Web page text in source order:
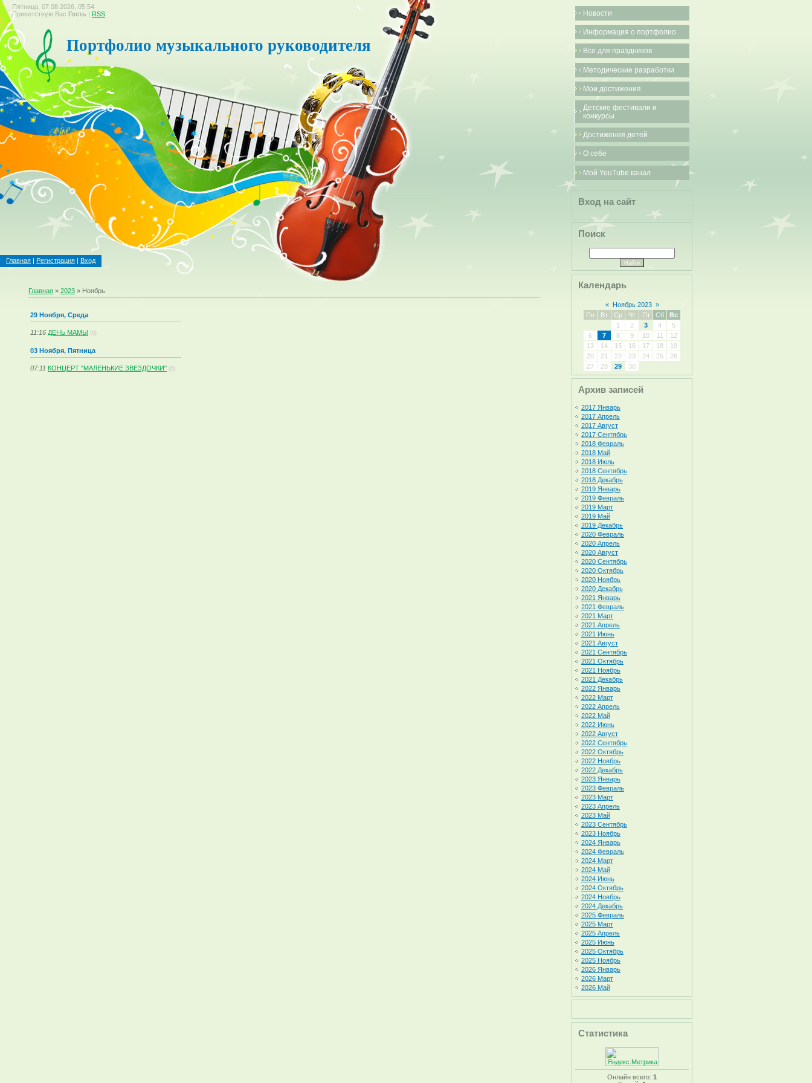
Пятница, 07.08.2026, 05:54
Приветствую Вас Гость | RSS
Портфолио музыкального руководителя
Главная | Регистрация | Вход
Главная »2023 » Ноябрь
29 Ноября, Среда
11:16 ДЕНЬ МАМЫ (0)
03 Ноября, Пятница
07:11 КОНЦЕРТ "МАЛЕНЬКИЕ ЗВЕЗДОЧКИ" (0)
Новости
Информация о портфолио
Все для праздников
Методические разработки
Мои достижения
Детские фестивали и
конкурсы
Достижения детей
О себе
Мой YouTube канал
Вход на сайт
Поиск
Календарь
« Ноябрь 2023 »
Пн
Вт Ср Чт Пт Сб
Вс
1
2 3 4
5
6
7 8 9 10 11
12
13
14 15 16 17 18
19
20
21 22 23 24 25
26
27
28 29 30
Архив записей
2017 Январь
2017 Апрель
2017 Август
2017 Сентябрь
2018 Февраль
2018 Май
2018 Июль
2018 Сентябрь
2018 Декабрь
2019 Январь
2019 Февраль
2019 Март
2019 Май
2019 Декабрь
2020 Февраль
2020 Апрель
2020 Август
2020 Сентябрь
2020 Октябрь
2020 Ноябрь
2020 Декабрь
2021 Январь
2021 Февраль
2021 Март
2021 Апрель
2021 Июнь
2021 Август
2021 Сентябрь
2021 Октябрь
2021 Ноябрь
2021 Декабрь
2022 Январь
2022 Март
2022 Апрель
2022 Май
2022 Июнь
2022 Август
2022 Сентябрь
2022 Октябрь
2022 Ноябрь
2022 Декабрь
2023 Январь
2023 Февраль
2023 Март
2023 Апрель
2023 Май
2023 Сентябрь
2023 Ноябрь
2024 Январь
2024 Февраль
2024 Март
2024 Май
2024 Июнь
2024 Октябрь
2024 Ноябрь
2024 Декабрь
2025 Февраль
2025 Март
2025 Апрель
2025 Июнь
2025 Октябрь
2025 Ноябрь
2026 Январь
2026 Март
2026 Май
Статистика
Онлайн всего: 1